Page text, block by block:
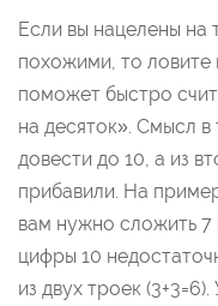
Если вы нацелены на
похожими, то ловите
поможет быстро
на десяток». Смысл
довести до 10, а из
прибавили. На
вам нужно сложить
цифры 10
из двух троек